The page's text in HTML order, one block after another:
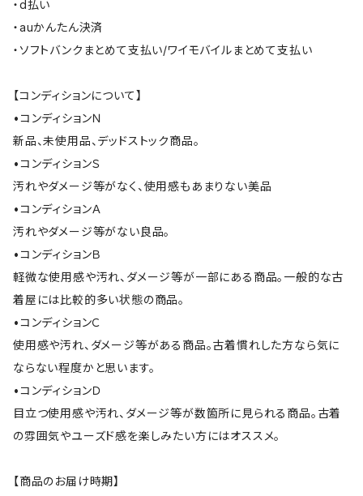
・d払い
・auかんたん決済
・ソフトバンクまとめて支払い/ワイモバイルまとめて支払い
【コンディションについて】
•コンディションＮ
新品、未使用品、デッドストック商品。
•コンディションＳ
汚れやダメージ等がなく、使用感もあまりない美品
•コンディションＡ
汚れやダメージ等がない良品。
•コンディションＢ
軽微な使用感や汚れ、ダメージ等が一部にある商品。一般的な古
着屋には比較的多い状態の商品。
•コンディションＣ
使用感や汚れ、ダメージ等がある商品。古着慣れした方なら気に
ならない程度かと思います。
•コンディションＤ
目立つ使用感や汚れ、ダメージ等が数箇所に見られる商品。古着
の雰囲気やユーズド感を楽しみたい方にはオススメ。
【商品のお届け時期】